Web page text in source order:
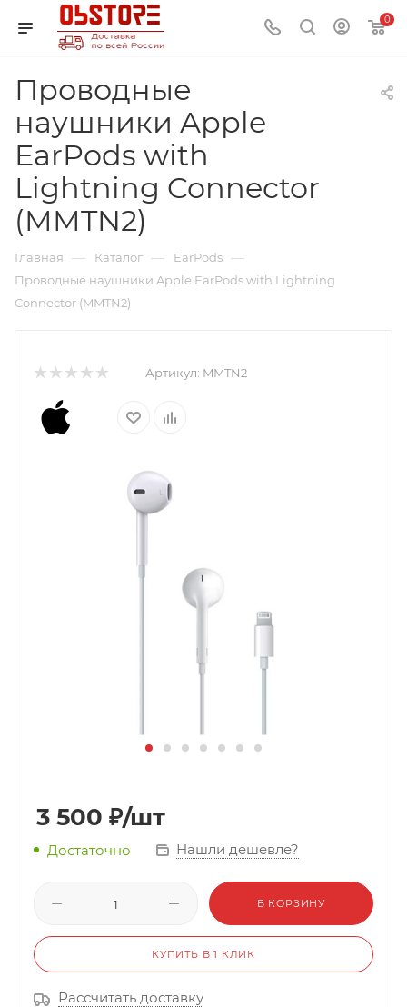
0
Проводные
наушники Apple
EarPods with
Lightning Connector
(MMTN2)
Главная — Каталог — EarPods —
Проводные наушники Apple EarPods with Lightning
Connector (MMTN2)
Артикул: MMTN2
3 500 ₽/шт
Достаточно Нашли дешевле?
В КОРЗИНУ
КУПИТЬ В 1 КЛИК
Рассчитать доставку